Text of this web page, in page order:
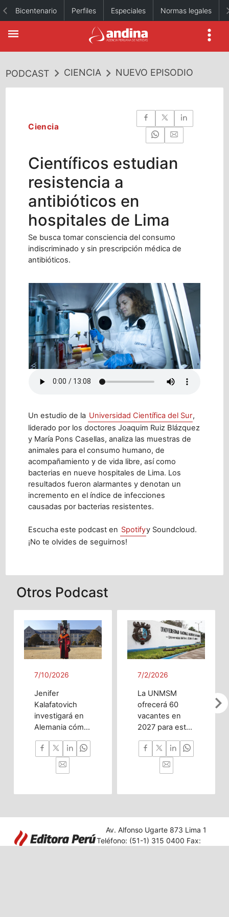
Bicentenario Perfiles Especiales Normas legales
PODCAST CIENCIA NUEVO EPISODIO
Ciencia
Científicos estudian
resistencia a
antibióticos en
hospitales de Lima
Se busca tomar consciencia del consumo
indiscriminado y sin prescripción médica de
antibióticos.
Un estudio de la Universidad Científica del Sur,
liderado por los doctores Joaquim Ruiz Blázquez
y María Pons Casellas, analiza las muestras de
animales para el consumo humano, de
acompañamiento y de vida libre, así como
bacterias en nueve hospitales de Lima. Los
resultados fueron alarmantes y denotan un
incremento en el índice de infecciones
causadas por bacterias resistentes.
Escucha este podcast en Spotifyy Soundcloud.
¡No te olvides de seguirnos!
Otros Podcast
chevron_right
7/10/2026
Jenifer
Kalafatovich
investigará en
Alemania cómo
la inteligencia
artificial puede
predecir
trastornos del
cerebral desde
prenatal hasta
temprana.
7/2/2026
La UNMSM
ofrecerá 60
vacantes en
2027 para esta
innovadora
carrera
enfocada en
investigación,
y desarrollo
impacto en
diversos
sectores.
Av. Alfonso Ugarte 873 Lima 1
Teléfono: (51-1) 315 0400 Fax: